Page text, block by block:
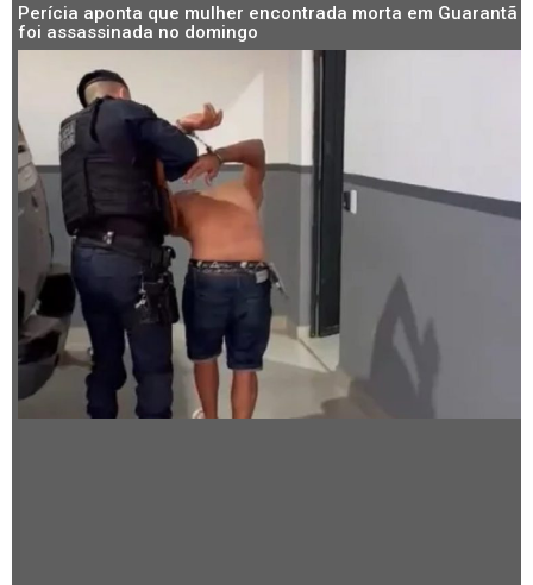
Perícia aponta que mulher encontrada morta em Guarantã
foi assassinada no domingo